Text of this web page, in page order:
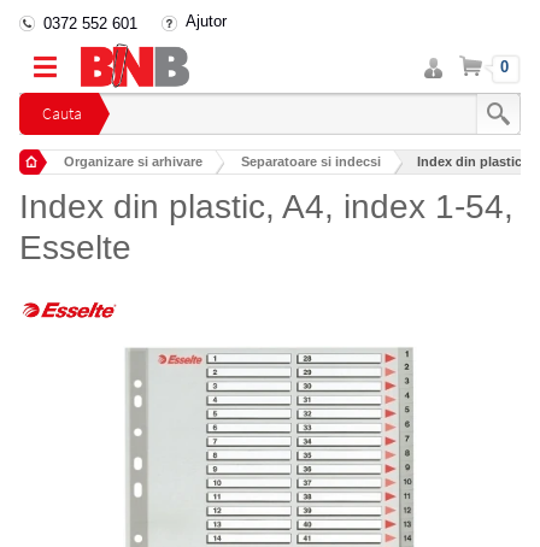
Cauta
0372 552 601 Ajutor
Intra
in
cont
Cos 0
Organizare si arhivare Separatoare si indecsi Index din plastic,
Index din plastic, A4, index 1-54,
Esselte